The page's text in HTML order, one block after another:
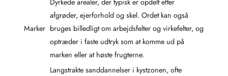
Marker
Dyrkede arealer, der typisk er opdelt efter
afgrøder, ejerforhold og skel. Ordet kan også
bruges billedligt om arbejdsfelter og virkefelter, og
optræder i faste udtryk som at komme ud på
marken eller at høste frugterne.
Langstrakte sanddannelser i kystzonen, ofte